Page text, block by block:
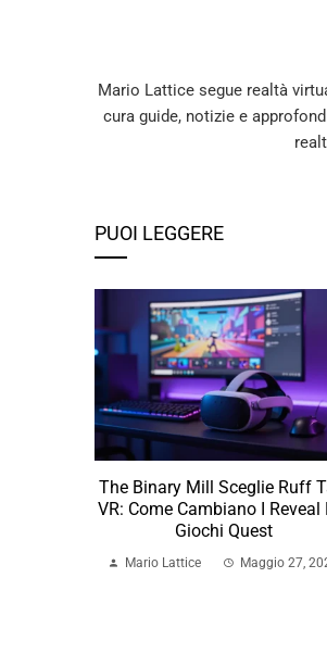
Mario Lattice segue realtà
cura guide, notizie e
PUOI LEGGERE
The Binary Mill Sceglie Ruff
VR: Come Cambiano I Reveal
Giochi Quest
Mario Lattice Maggio 27,